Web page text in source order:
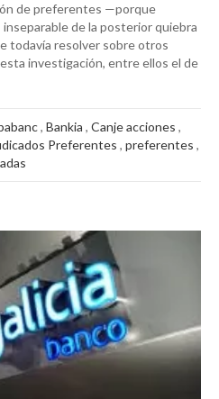
de preferentes —porque
de la posterior quiebra
todavía resolver sobre otros
investigación, entre ellos el de
, Bankia , Canje acciones ,
Preferentes , preferentes ,